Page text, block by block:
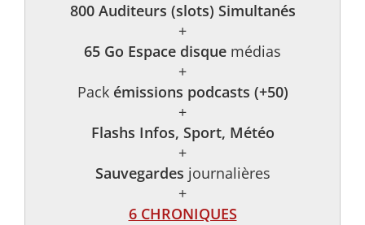
800 Auditeurs (slots) Simultanés
+
65 Go Espace disque médias
+
Pack émissions podcasts (+50)
+
Flashs Infos, Sport, Météo
+
Sauvegardes journalières
+
6 CHRONIQUES